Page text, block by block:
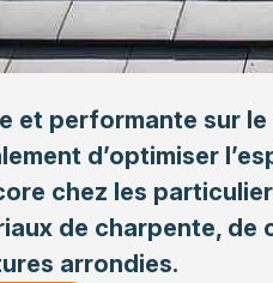
et performante sur
d’optimiser
chez les
de charpente,
arrondies.